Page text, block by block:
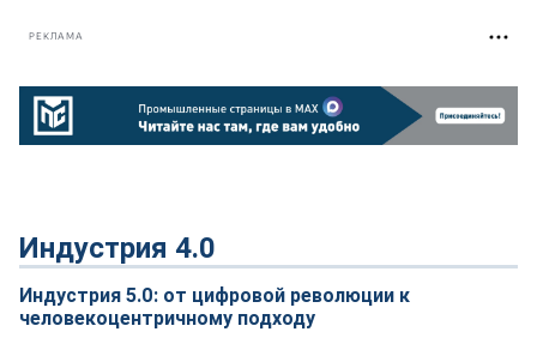
РЕКЛАМА
Индустрия 4.0
Индустрия 5.0: от цифровой революции к
человекоцентричному подходу